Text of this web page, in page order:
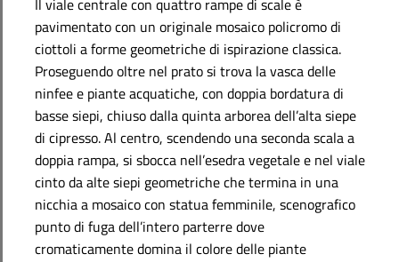
Il viale centrale con quattro rampe di scale è
pavimentato con un originale mosaico policromo di
ciottoli a forme geometriche di ispirazione classica.
Proseguendo oltre nel prato si trova la vasca delle
ninfee e piante acquatiche, con doppia bordatura di
basse siepi, chiuso dalla quinta arborea dell’alta siepe
di cipresso. Al centro, scendendo una seconda scala a
doppia rampa, si sbocca nell’esedra vegetale e nel viale
cinto da alte siepi geometriche che termina in una
nicchia a mosaico con statua femminile, scenografico
punto di fuga dell’intero parterre dove
cromaticamente domina il colore delle piante